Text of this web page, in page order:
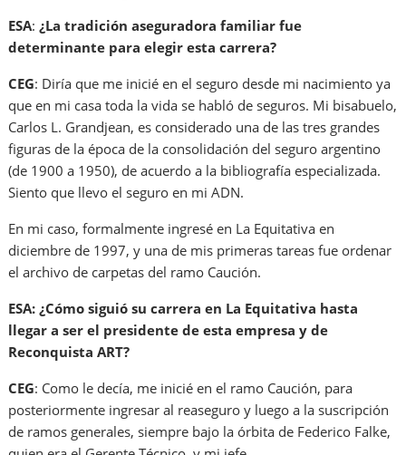
ESA:¿La tradición aseguradora familiar fue
determinante para elegir esta carrera?
CEG: Diría que me inicié en el seguro desde mi nacimiento ya
que en mi casa toda la vida se habló de seguros. Mi bisabuelo,
Carlos L. Grandjean, es considerado una de las tres grandes
figuras de la época de la consolidación del seguro argentino
(de 1900 a 1950), de acuerdo a la bibliografía especializada.
Siento que llevo el seguro en mi ADN.
En mi caso, formalmente ingresé en La Equitativa en
diciembre de 1997, y una de mis primeras tareas fue ordenar
el archivo de carpetas del ramo Caución.
ESA: ¿Cómo siguió su carrera en La Equitativa hasta
llegar a ser el presidente de esta empresa y de
Reconquista ART?
CEG: Como le decía, me inicié en el ramo Caución, para
posteriormente ingresar al reaseguro y luego a la suscripción
de ramos generales, siempre bajo la órbita de Federico Falke,